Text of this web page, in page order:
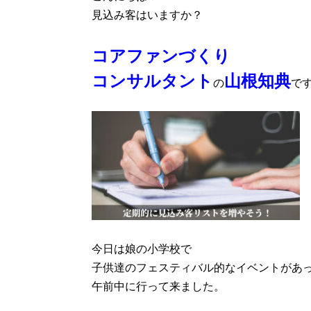
見込み客はいますか？
コアファンづくり
コンサルタント の山根知典です
今日は娘の小学校で
子供達のフェスティバル的なイベントがあ
午前中に行って来ました。